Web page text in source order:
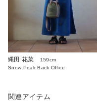
縄田 花菜
159cm
Snow Peak Back Office
関連アイテム